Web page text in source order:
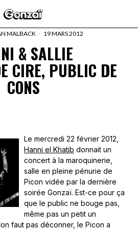
MALBACK 19 MARS 2012
& SALLIE
CIRE, PUBLIC DE
CONS
Le mercredi 22 février 2012,
Hanni el Khatib donnait un
concert à la maroquinerie,
salle en pleine pénurie de
Picon vidée par la dernière
soirée Gonzaï. Est-ce pour ça
que le public ne bouge pas,
même pas un petit un
faut pas déconner, le Picon a